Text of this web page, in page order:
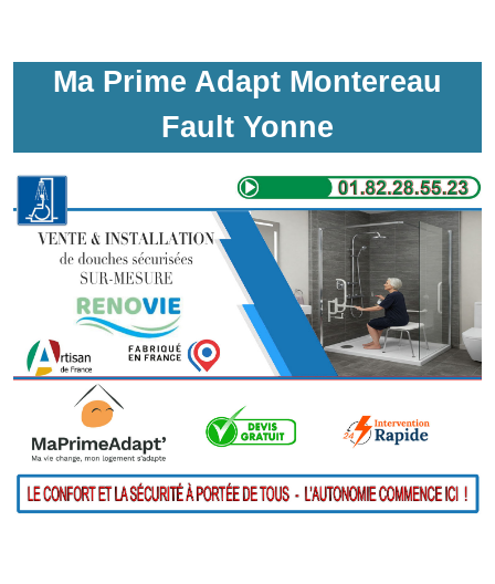
Ma Prime Adapt Montereau
Fault Yonne